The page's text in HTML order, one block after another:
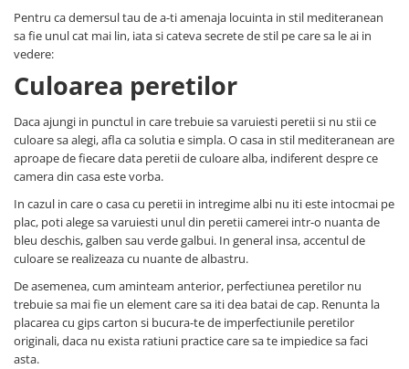
Pentru ca demersul tau de a-ti amenaja locuinta in stil mediteranean
sa fie unul cat mai lin, iata si cateva secrete de stil pe care sa le ai in
vedere:
Culoarea peretilor
Daca ajungi in punctul in care trebuie sa varuiesti peretii si nu stii ce
culoare sa alegi, afla ca solutia e simpla. O casa in stil mediteranean are
aproape de fiecare data peretii de culoare alba, indiferent despre ce
camera din casa este vorba.
In cazul in care o casa cu peretii in intregime albi nu iti este intocmai pe
plac, poti alege sa varuiesti unul din peretii camerei intr-o nuanta de
bleu deschis, galben sau verde galbui. In general insa, accentul de
culoare se realizeaza cu nuante de albastru.
De asemenea, cum aminteam anterior, perfectiunea peretilor nu
trebuie sa mai fie un element care sa iti dea batai de cap. Renunta la
placarea cu gips carton si bucura-te de imperfectiunile peretilor
originali, daca nu exista ratiuni practice care sa te impiedice sa faci
asta.